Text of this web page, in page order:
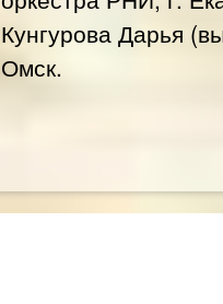
Кунгурова Дарья
Омск.